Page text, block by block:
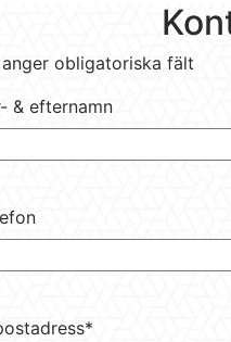
anger obligatoriska fält
& efternamn
*